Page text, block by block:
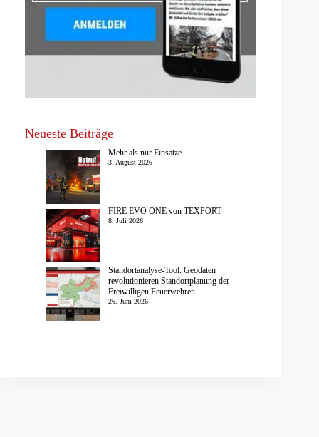
Neueste Beiträge
Mehr als nur Einsätze
3. August 2026
FIRE EVO ONE von TEXPORT
8. Juli 2026
Standortanalyse-Tool: Geodaten
revolutionieren Standortplanung der
Freiwilligen Feuerwehren
26. Juni 2026